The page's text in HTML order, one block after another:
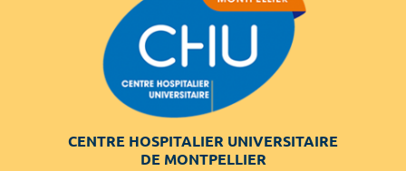
CENTRE HOSPITALIER UNIVERSITAIRE
DE MONTPELLIER